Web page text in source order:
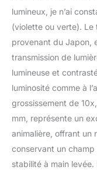
lumineux, je n’ai
(violette ou verte). Le
provenant du Japon,
transmission de
lumineuse et
luminosité comme à
grossissement de
mm, représente un
animalière, offrant un
conservant un
stabilité à main